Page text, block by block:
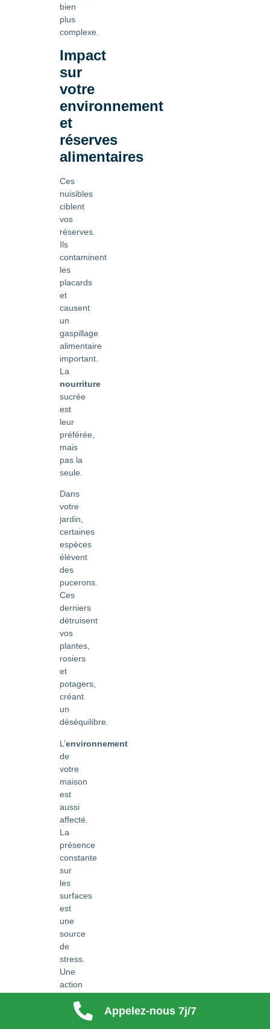
Appelez-nous 7j/7
bien
plus
complexe.
Impact
sur
votre
environnement
et
réserves
alimentaires
Ces
nuisibles
ciblent
vos
réserves.
Ils
contaminent
les
placards
et
causent
un
gaspillage
alimentaire
important.
La
nourriture
sucrée
est
leur
préférée,
mais
pas la
seule.
Dans
votre
jardin,
certaines
espèces
élèvent
des
pucerons.
Ces
derniers
détruisent
vos
plantes,
rosiers
et
potagers,
créant
un
déséquilibre.
L’environnement
de
votre
maison
est
aussi
affecté.
La
présence
constante
sur
les
surfaces
est
une
source
de
stress.
Une
action
rapide